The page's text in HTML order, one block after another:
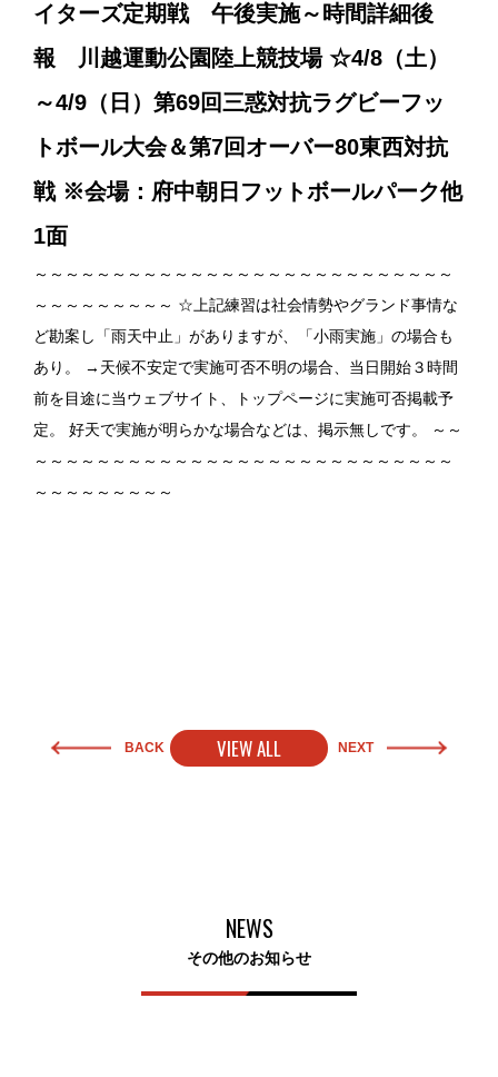
イターズ定期戦 午後実施～時間詳細後
報 川越運動公園陸上競技場 ☆4/8（土）
～4/9（日）第69回三惑対抗ラグビーフッ
トボール大会＆第7回オーバー80東西対抗
戦 ※会場：府中朝日フットボールパーク他
1面
～～～～～～～～～～～～～～～～～～～～～～～～～～～
～～～～～～～～～ ☆上記練習は社会情勢やグランド事情な
ど勘案し「雨天中止」がありますが、「小雨実施」の場合も
あり。 →天候不安定で実施可否不明の場合、当日開始３時間
前を目途に当ウェブサイト、トップページに実施可否掲載予
定。 好天で実施が明らかな場合などは、掲示無しです。 ～～
～～～～～～～～～～～～～～～～～～～～～～～～～～～
～～～～～～～～～
BACK VIEW ALL NEXT
NEWS
その他のお知らせ